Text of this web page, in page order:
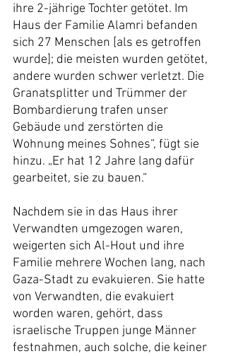
ihre 2-jährige Tochter getötet. Im
Haus der Familie Alamri befanden
sich 27 Menschen [als es getroffen
wurde]; die meisten wurden getötet,
andere wurden schwer verletzt. Die
Granatsplitter und Trümmer der
Bombardierung trafen unser
Gebäude und zerstörten die
Wohnung meines Sohnes“, fügt sie
hinzu. „Er hat 12 Jahre lang dafür
gearbeitet, sie zu bauen.“
Nachdem sie in das Haus ihrer
Verwandten umgezogen waren,
weigerten sich Al-Hout und ihre
Familie mehrere Wochen lang, nach
Gaza-Stadt zu evakuieren. Sie hatte
von Verwandten, die evakuiert
worden waren, gehört, dass
israelische Truppen junge Männer
festnahmen, auch solche, die keiner